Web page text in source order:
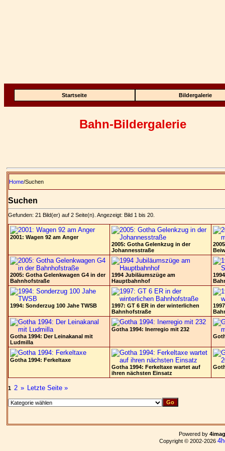
Startseite Bildergalerie
Bahn-Bildergalerie
Home/Suchen
Suchen
Gefunden: 21 Bild(er) auf 2 Seite(n). Angezeigt: Bild 1 bis 20.
2001: Wagen 92 am Anger
2005: Gotha Gelenkzug in der
Johannesstraße
2005: Gotha Gelenkwagen G4 in der
Bahnhofstraße
1994 Jubiläumszüge am
Hauptbahnhof
1994: Sonderzug 100 Jahe TWSB
1997: GT 6 ER in der winterlichen
Bahnhofstraße
Gotha 1994: Der Leinakanal mit
Ludmilla
Gotha 1994: Inerregio mit 232
Gotha 1994: Ferkeltaxe
Gotha 1994: Ferkeltaxe wartet auf
ihren nächsten Einsatz
1 2 » Letzte Seite »
Powered by
Copyright © 2002-2026